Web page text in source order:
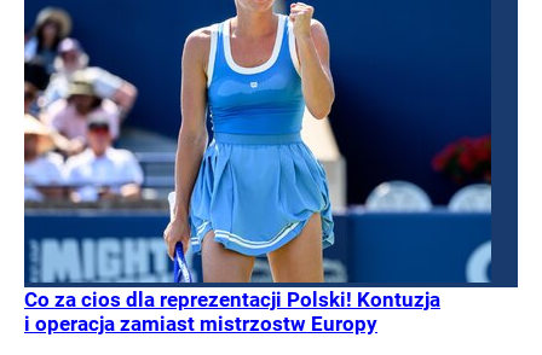
Co za cios dla reprezentacji Polski! Kontuzja
i operacja zamiast mistrzostw Europy